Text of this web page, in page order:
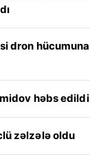
həbs edildi
zəlzələ oldu